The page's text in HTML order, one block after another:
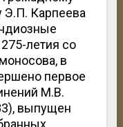
Э.П. Карпеева
летия со
в
первое
М.В.
выпущен